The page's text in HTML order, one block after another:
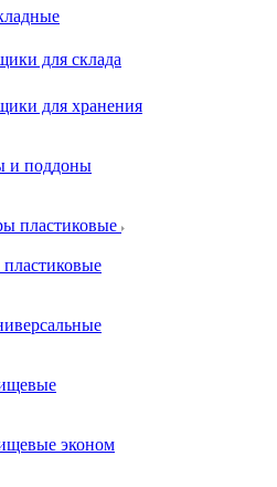
для склада
для хранения
и поддоны
пластиковые
эконом